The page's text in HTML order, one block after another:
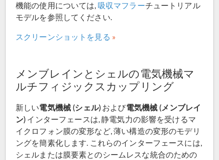
機能の使用については, 吸収マフラーチュートリアル
モデルを参照してください.
スクリーンショットを見る
メンブレインとシェルの電気機械マ
ルチフィジックスカップリング
新しい電気機械 (シェル)および電気機械 (メンブレイ
ン) インターフェースは, 静電気力の影響を受けるマ
イクロフォン膜の変形など, 薄い構造の変形のモデリ
ングを簡素化します. これらのインターフェースには,
シェルまたは膜要素とのシームレスな統合のための